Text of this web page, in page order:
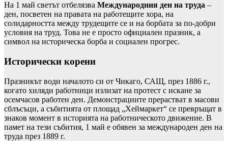
На 1 май светът отбелязва Международния ден на труда –
ден, посветен на правата на работещите хора, на
солидарността между трудещите се и на борбата за по-добри
условия на труд. Това не е просто официален празник, а
символ на историческа борба и социален прогрес.
Исторически корени
Празникът води началото си от Чикаго, САЩ, през 1886 г.,
когато хиляди работници излизат на протест с искане за
осемчасов работен ден. Демонстрациите прерастват в масови
сблъсъци, а събитията от площад „Хеймаркет“ се превръщат в
знаков момент в историята на работническото движение. В
памет на тези събития, 1 май е обявен за международен ден на
труда през 1889 г.